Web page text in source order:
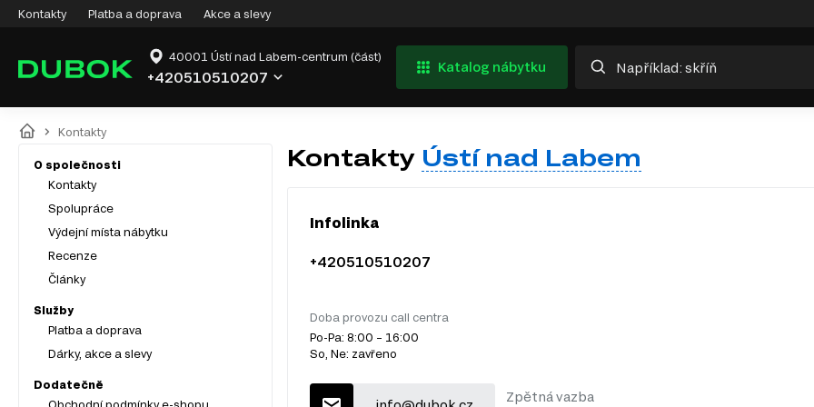
Kontakty Platba a doprava Akce a slevy
40001 Ústí nad Labem-centrum (část)
+420510510207
Katalog nábytku
Kontakty
O společnosti
Kontakty
Spolupráce
Výdejní místa nábytku
Recenze
Články
Služby
Platba a doprava
Dárky, akce a slevy
Dodatečně
Obchodní podmínky e-shopu
Kontakty Ústí nad Labem
Infolinka
+420510510207
Doba provozu call centra
Po-Pa: 8:00 – 16:00
So, Ne: zavřeno
Zpětná vazba